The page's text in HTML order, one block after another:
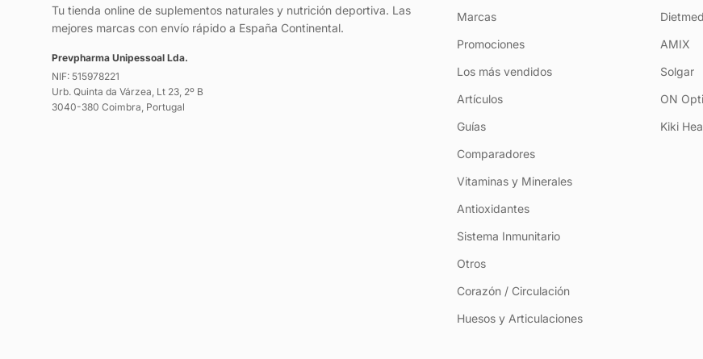
Tu tienda online de suplementos naturales y nutrición deportiva. Las
mejores marcas con envío rápido a España Continental.
Prevpharma Unipessoal Lda.
NIF: 515978221
Urb. Quinta da Várzea, Lt 23, 2º B
3040-380 Coimbra, Portugal
Marcas
Promociones
Los más vendidos
Artículos
Guías
Comparadores
Vitaminas y Minerales
Antioxidantes
Sistema Inmunitario
Otros
Corazón / Circulación
Huesos y Articulaciones
Dietmed
AMIX
Solgar
ON
Kiki